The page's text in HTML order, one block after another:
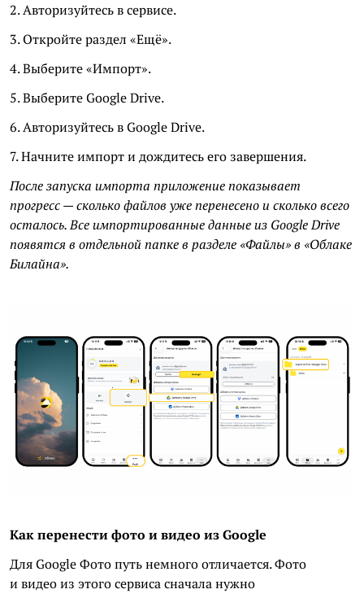
2. Авторизуйтесь в сервисе.
3. Откройте раздел «Ещё».
4. Выберите «Импорт».
5. Выберите Google Drive.
6. Авторизуйтесь в Google Drive.
7. Начните импорт и дождитесь его завершения.
После запуска импорта приложение показывает
прогресс — сколько файлов уже перенесено и сколько всего
осталось. Все импортированные данные из Google Drive
появятся в отдельной папке в разделе «Файлы» в «Облаке
Билайна».
Как перенести фото и видео из Google
Для Google Фото путь немного отличается. Фото
и видео из этого сервиса сначала нужно